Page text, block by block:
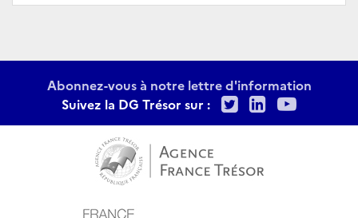
Abonnez-vous à notre lettre d'information
Suivez la DG Trésor sur :
TwitterLinkedIn